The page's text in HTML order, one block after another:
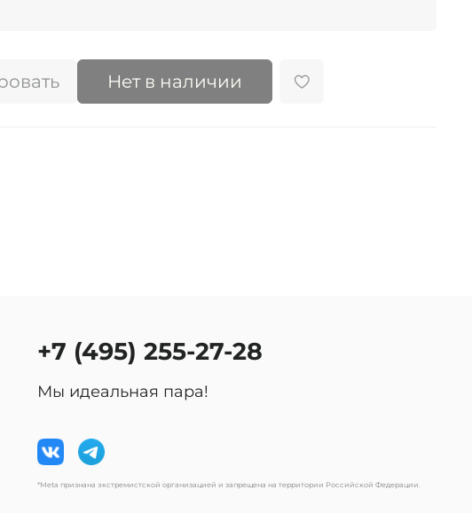
Нет в наличии
+7 (495) 255-27-28
Мы идеальная пара!
*Meta признана экстремистской организацией и запрещена на территории Российской Федерации.